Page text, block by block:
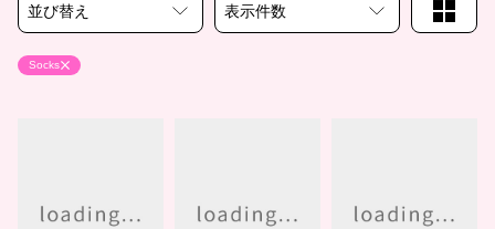
並び替え 表示件数
Socks